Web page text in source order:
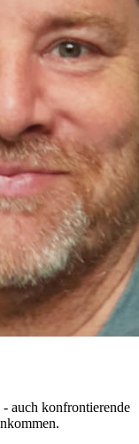
auch konfrontierende